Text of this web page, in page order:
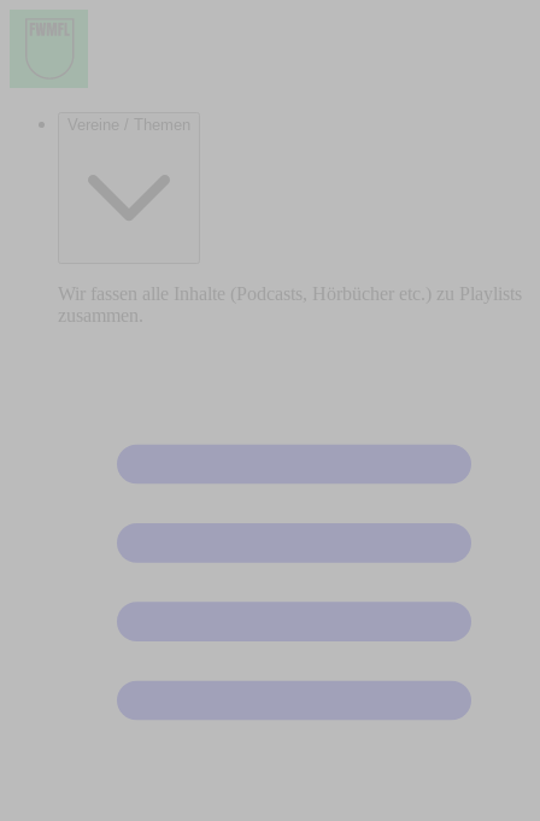
Vereine / Themen
Wir fassen alle Inhalte (Podcasts, Hörbücher etc.) zu Playlists
zusammen.